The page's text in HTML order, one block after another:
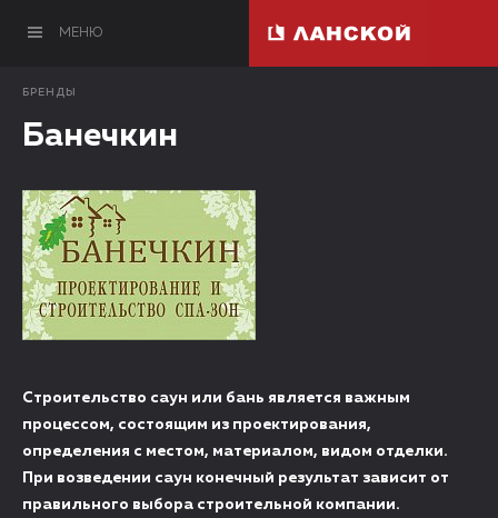
МЕНЮ
БРЕНДЫ
Банечкин
Строительство саун или бань является важным
процессом, состоящим из проектирования,
определения с местом, материалом, видом отделки.
При возведении саун конечный результат зависит от
правильного выбора строительной компании.